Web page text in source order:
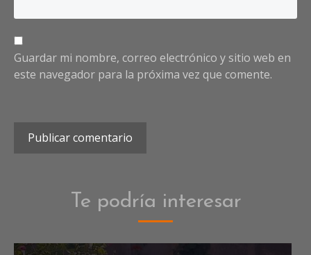
Guardar mi nombre, correo electrónico y sitio web en
este navegador para la próxima vez que comente.
Te podría interesar